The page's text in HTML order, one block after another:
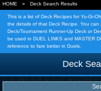
HOME » Deck Search Results
This is a list of Deck Recipes for Yu-Gi-
the details of that Deck Recipe. You
Deck/Tournament Runner-Up Deck or
be used in DUEL LINKS and MASTER
reference to fare better in Duels.
Deck